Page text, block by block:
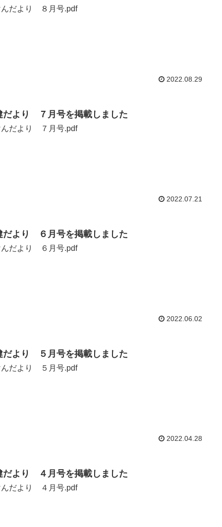
んだより ８月号.pdf
2022.08.29
だより ７月号を掲載しました
んだより ７月号.pdf
2022.07.21
だより ６月号を掲載しました
んだより ６月号.pdf
2022.06.02
だより ５月号を掲載しました
んだより ５月号.pdf
2022.04.28
だより ４月号を掲載しました
んだより ４月号.pdf